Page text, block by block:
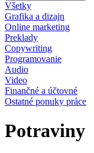
Všetky
Grafika a dizajn
Online marketing
Preklady
Copywriting
Programovanie
Audio
Video
Finančné a účtovné
Ostatné ponuky práce
Potraviny